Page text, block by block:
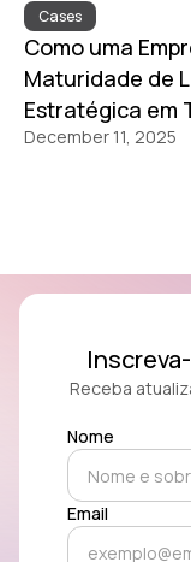
Cases
Como uma
Maturidade de
Estratégica em
December 11, 2025
Receba
Nome
Email